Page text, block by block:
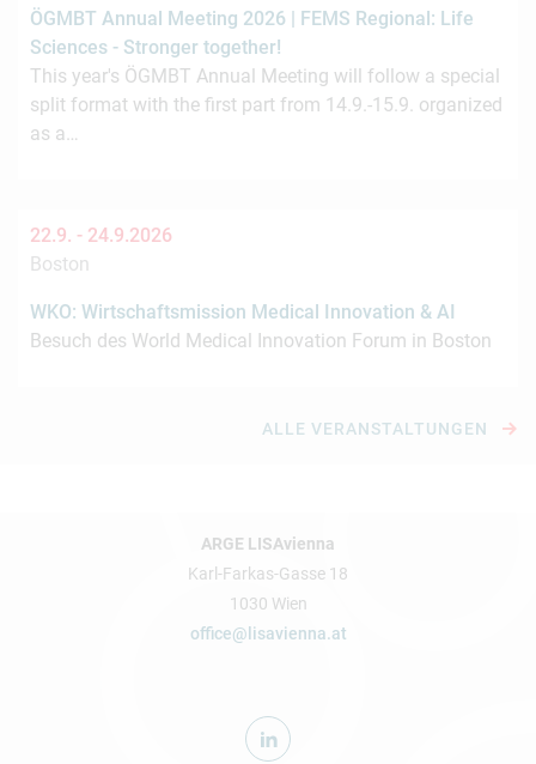
ÖGMBT Annual Meeting 2026 | FEMS Regional: Life
Sciences - Stronger together!
This year's ÖGMBT Annual Meeting will follow a special
split format with the first part from 14.9.-15.9. organized
as a…
22.9. - 24.9.2026
Boston
WKO: Wirtschaftsmission Medical Innovation & AI
Besuch des World Medical Innovation Forum in Boston
ALLE VERANSTALTUNGEN
ARGE LISAvienna
Karl-Farkas-Gasse 18
1030 Wien
office@lisavienna.at